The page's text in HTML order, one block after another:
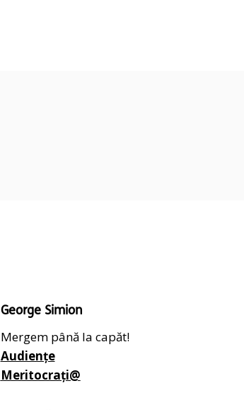
George Simion
Mergem până la capăt!
Audiențe
Meritocrați@